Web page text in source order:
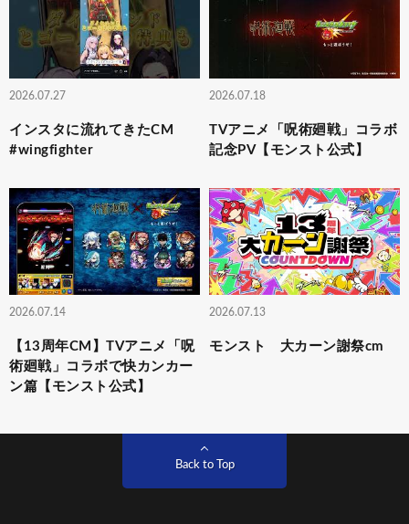
2026.07.27
インスタに流れてきたCM
#wingfighter
2026.07.18
TVアニメ「呪術廻戦」コラボ
記念PV【モンスト公式】
2026.07.14
【13周年CM】TVアニメ「呪
術廻戦」コラボで快カンカー
ン篇【モンスト公式】
2026.07.13
モンスト 大カーン謝祭cm
Back to Top